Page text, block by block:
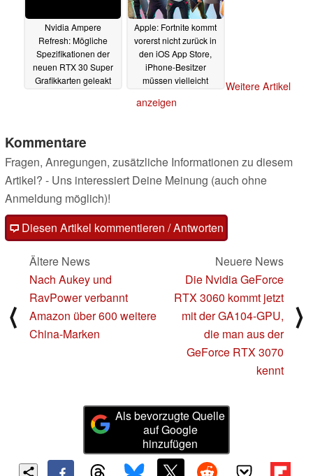
Nvidia Ampere
Refresh: Mögliche
Spezifikationen der
neuen RTX 30 Super
Grafikkarten geleakt
Apple: Fortnite kommt
vorerst nicht zurück in
den iOS App Store,
iPhone-Besitzer
müssen vielleicht
verzichten
Weitere Artikel
anzeigen
Kommentare
Fragen, Anregungen, zusätzliche Informationen zu diesem
Artikel? - Uns interessiert Deine Meinung (auch ohne
Anmeldung möglich)!
Diesen Artikel kommentieren / Antworten
⟨
Ältere News
Nach Aukey und
RavPower verbannt
Amazon über 600 weitere
China-Marken
Neuere News
Die Nvidia GeForce
RTX 3060 kommt jetzt
mit der GA104-GPU,
die man aus der
GeForce RTX 3070
kennt
⟩
Als bevorzugte Quelle
auf Google
hinzufügen